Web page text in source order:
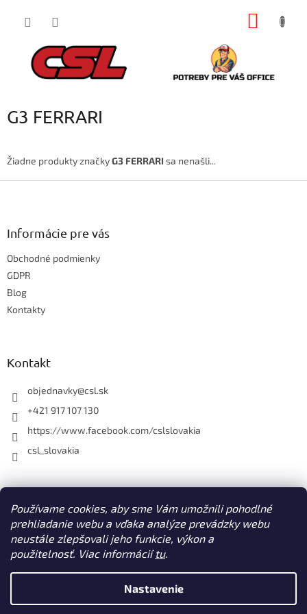
Používame cookies, aby sme Vám umožnili pohodlné
prehliadanie webu a vďaka analýze prevádzky webu
neustále zlepšovali jeho funkcie, výkon a
použitelnosť. Viac informáciítu.
Nastavenie
G3 FERRARI
Žiadne produkty značkyG3 FERRARI sa nenašli...
Z
Informácie pre vás
Obchodné podmienky
GDPR
Blog
Kontakty
Kontakt
objednavky@csl.sk
+421 917 107 130
https://www.facebook.com/cslslovakia
csl_slovakia
Facebook